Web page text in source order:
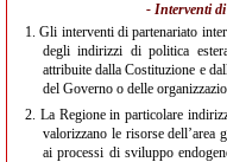
- Interventi
1. Gli interventi di partenariato
degli indirizzi di politica
attribuite dalla Costituzione e
del Governo o delle
2. La Regione in particolare
valorizzano le risorse dell’area
ai processi di sviluppo